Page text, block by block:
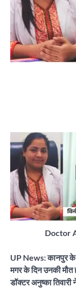
Doctor
UP News: कानपुर के
मगर के दिन उनकी मौत
डॉक्टर अनुष्का